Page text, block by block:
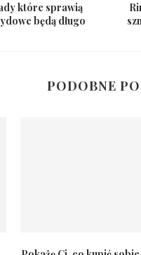
które sprawią
będą długo
PODOBNE